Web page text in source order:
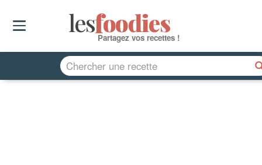
lesfoodies
Partagez vos recettes !